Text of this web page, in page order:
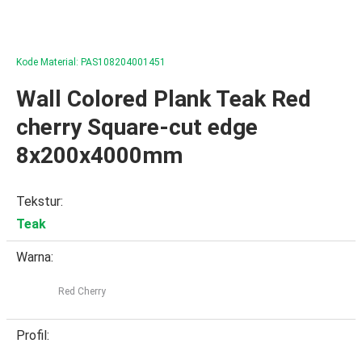
Kode Material: PAS108204001451
Wall Colored Plank Teak Red
cherry Square-cut edge
8x200x4000mm
Tekstur:
Teak
Warna:
Red Cherry
Profil: